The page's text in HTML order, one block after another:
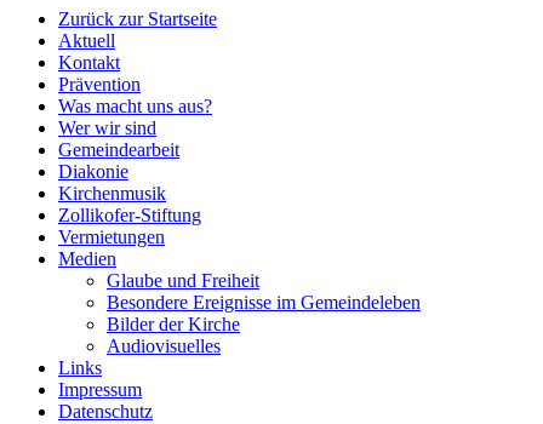
Zurück zur Startseite
Aktuell
Kontakt
Prävention
Was macht uns aus?
Wer wir sind
Gemeindearbeit
Diakonie
Kirchenmusik
Zollikofer-Stiftung
Vermietungen
Medien
Glaube und Freiheit
Besondere Ereignisse im Gemeindeleben
Bilder der Kirche
Audiovisuelles
Links
Impressum
Datenschutz